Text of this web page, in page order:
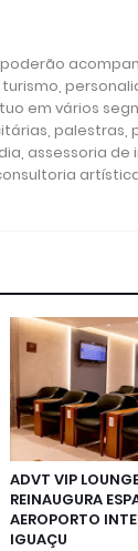
em vários
palestras,
assessoria
ADVT VIP
REINAUGURA
AEROPORTO
IGUAÇU